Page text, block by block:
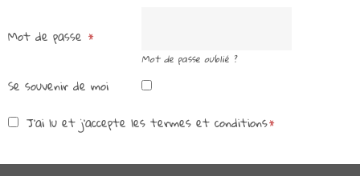
Mot de passe
Mot de passe oublié ?
Se souvenir de moi
J’ai lu et j’accepte les termes et conditions